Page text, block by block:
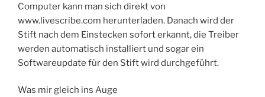
Computer kann man sich direkt von
www.livescribe.com herunterladen. Danach wird der
Stift nach dem Einstecken sofort erkannt, die Treiber
werden automatisch installiert und sogar ein
Softwareupdate für den Stift wird durchgeführt.
Was mir gleich ins Auge